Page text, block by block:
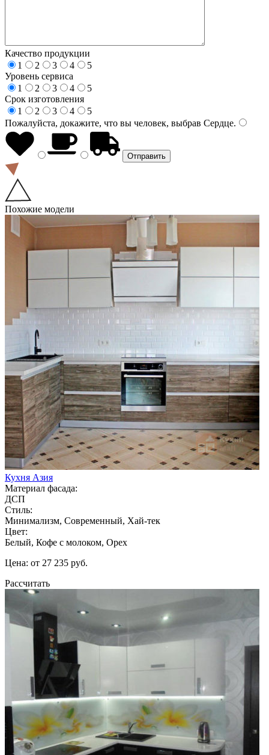
Качество продукции
1
2 3 4
5
Уровень сервиса
1
2 3 4
5
Срок изготовления
1
2 3 4
5
Пожалуйста, докажите, что вы человек, выбрав Сердце.
Похожие модели
Кухня Азия
Материал фасада:
ДСП
Стиль:
Минимализм, Современный, Хай-тек
Цвет:
Белый, Кофе с молоком, Орех
Цена: от 27 235 руб.
Рассчитать